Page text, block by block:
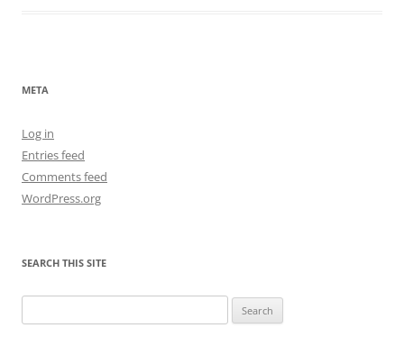
META
Log in
Entries feed
Comments feed
WordPress.org
SEARCH THIS SITE
for: